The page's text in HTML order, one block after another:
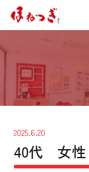
2025.6.20
40代 女性